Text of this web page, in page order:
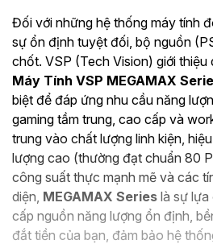
Đối với những hệ thống máy tính
sự ổn định tuyệt đối, bộ nguồn
chốt. VSP (Tech Vision) giới thiệu
Máy Tính VSP MEGAMAX
biệt để đáp ứng nhu cầu năng
gaming tầm trung, cao cấp và
trung vào chất lượng linh kiện,
lượng cao (thường đạt chuẩn 80
công suất thực mạnh mẽ và các
diện, MEGAMAX Series là sự
cấp nguồn năng lượng ổn định,
đắt tiền của bạn, đảm bảo hệ